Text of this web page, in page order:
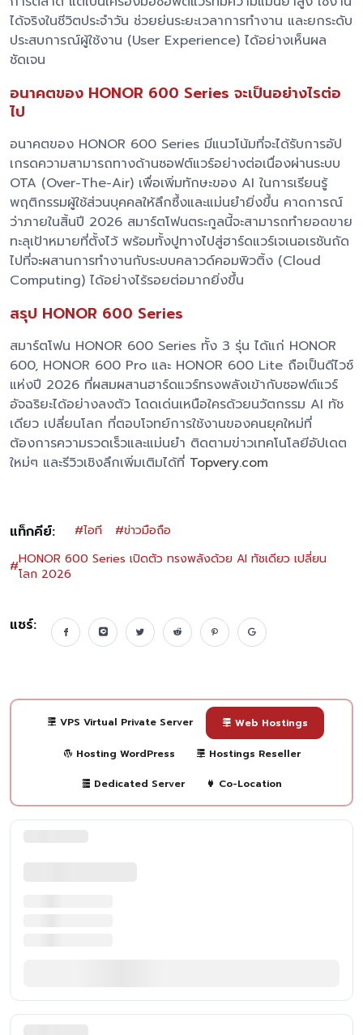
ได้จริงในชีวิตประจำวัน ช่วยย่นระยะเวลาการทำงาน และยกระดับ
ประสบการณ์ผู้ใช้งาน (User Experience) ได้อย่างเห็นผล
ชัดเจน
อนาคตของ HONOR 600 Series จะเป็นอย่างไรต่อ
ไป
อนาคตของ HONOR 600 Series มีแนวโน้มที่จะได้รับการอัป
เกรดความสามารถทางด้านซอฟต์แวร์อย่างต่อเนื่องผ่านระบบ
OTA (Over-The-Air) เพื่อเพิ่มทักษะของ AI ในการเรียนรู้
พฤติกรรมผู้ใช้ส่วนบุคคลให้ลึกซึ้งและแม่นยำยิ่งขึ้น คาดการณ์
ว่าภายในสิ้นปี 2026 สมาร์ตโฟนตระกูลนี้จะสามารถทำยอดขาย
ทะลุเป้าหมายที่ตั้งไว้ พร้อมทั้งปูทางไปสู่ฮาร์ดแวร์เจเนอเรชันถัด
ไปที่จะผสานการทำงานกับระบบคลาวด์คอมพิวติ้ง (Cloud
Computing) ได้อย่างไร้รอยต่อมากยิ่งขึ้น
สรุป HONOR 600 Series
สมาร์ตโฟน HONOR 600 Series ทั้ง 3 รุ่น ได้แก่ HONOR
600, HONOR 600 Pro และ HONOR 600 Lite ถือเป็นดีไวซ์
แห่งปี 2026 ที่ผสมผสานฮาร์ดแวร์ทรงพลังเข้ากับซอฟต์แวร์
อัจฉริยะได้อย่างลงตัว โดดเด่นเหนือใครด้วยนวัตกรรม AI ทัช
เดียว เปลี่ยนโลก ที่ตอบโจทย์การใช้งานของคนยุคใหม่ที่
ต้องการความรวดเร็วและแม่นยำ ติดตามข่าวเทคโนโลยีอัปเดต
ใหม่ๆ และรีวิวเชิงลึกเพิ่มเติมได้ที่ Topvery.com
แท็กคีย์: #ไอที #ข่าวมือถือ
#HONOR 600 Series เปิดตัว ทรงพลังด้วย AI ทัชเดียว เปลี่ยน
โลก 2026
แชร์:
VPS Virtual Private Server Web Hostings
Hosting WordPress Hostings Reseller
Dedicated Server Co-Location